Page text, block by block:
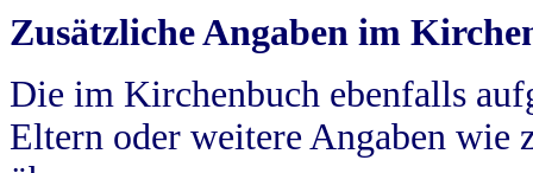
Zusätzliche Angaben im
Die im Kirchenbuch ebenfalls
Eltern oder weitere Angaben wie